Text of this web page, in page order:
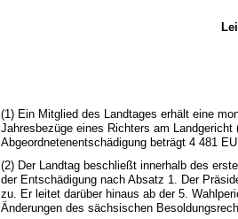
(1) Ein Mitglied des Landtages erhält eine
Jahresbezüge eines Richters am
Abgeordnetenentschädigung beträgt 4 481
(2) Der Landtag beschließt innerhalb des
der Entschädigung nach Absatz 1. Der
zu. Er leitet darüber hinaus ab der 5.
Änderungen des sächsischen